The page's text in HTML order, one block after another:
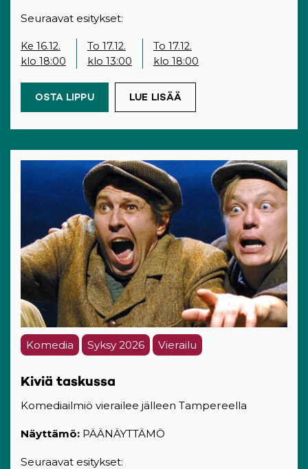
Seuraavat esitykset:
Ke 16.12.
klo 18:00
To 17.12.
klo 13:00
To 17.12.
klo 18:00
OSTA LIPPU(OPENS IN A NEW TAB)
LUE LISÄÄ
Komedia Syksy 2026 Vierailu
Kiviä taskussa
Komediailmiö vierailee jälleen Tampereella
Näyttämö: PÄÄNÄYTTÄMÖ
Seuraavat esitykset: